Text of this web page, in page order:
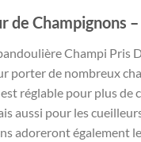
de Champignons
Champi
porter de nombreux
réglable pour plus
aussi pour les
adoreront également